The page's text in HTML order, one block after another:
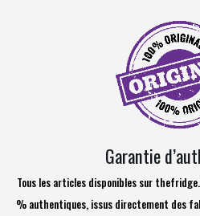
Garantie
Tous les articles disponibles sur
% authentiques, issus directement des